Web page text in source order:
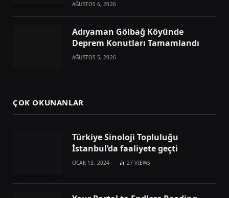
AĞUSTOS 6, 2026
Adıyaman Gölbağ Köyünde
Deprem Konutları Tamamlandı
AĞUSTOS 5, 2026
ÇOK OKUNANLAR
Türkiye Sinoloji Topluluğu
İstanbul’da faaliyete geçti
OCAK 13, 2024 27VIEWS